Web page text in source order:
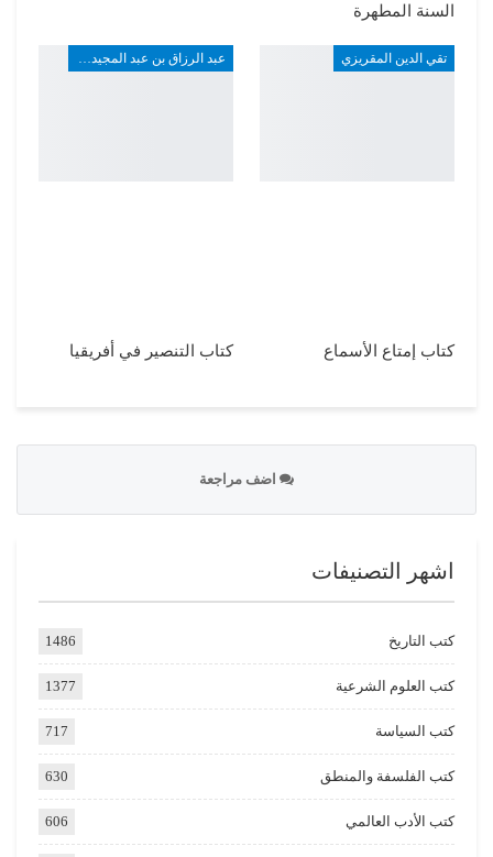
السنة المطهرة
تقي الدين المقريزي
كتاب إمتاع الأسماع
عبد الرزاق بن عبد المجيد ألارو
كتاب التنصير في أفريقيا
اضف مراجعة
اشهر التصنيفات
كتب التاريخ 1486
كتب العلوم الشرعية 1377
كتب السياسة 717
كتب الفلسفة والمنطق 630
كتب الأدب العالمي 606